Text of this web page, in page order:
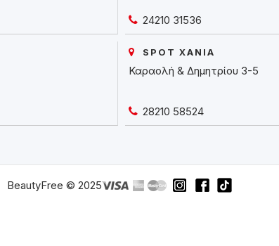
24210 31536
SPOT ΧΑΝΙΑ
Καραολή & Δημητρίου 3-5
28210 58524
BeautyFree © 2025